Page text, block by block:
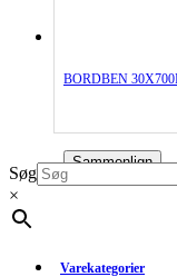
BORDBEN
Sammenlign
Søg
×
Varekategorier